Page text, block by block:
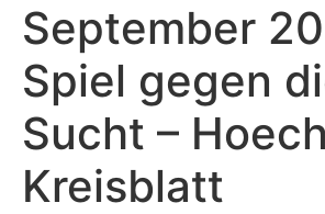
September
Spiel gegen
Sucht –
Kreisblatt